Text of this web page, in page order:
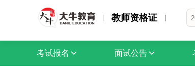
教师资格证
考试报名 面试公告